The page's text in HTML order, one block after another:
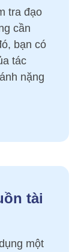
tra đạo
cần
bạn có
tác
nặng
tài
một